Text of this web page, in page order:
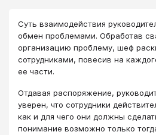
Суть взаимодействия
обмен проблемами. Обработав
организацию проблему, шеф
сотрудниками, повесив на
ее части.
Отдавая распоряжение,
уверен, что сотрудники
как и для чего они должны
понимание возможно только